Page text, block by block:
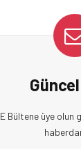
E Bültene üye olun